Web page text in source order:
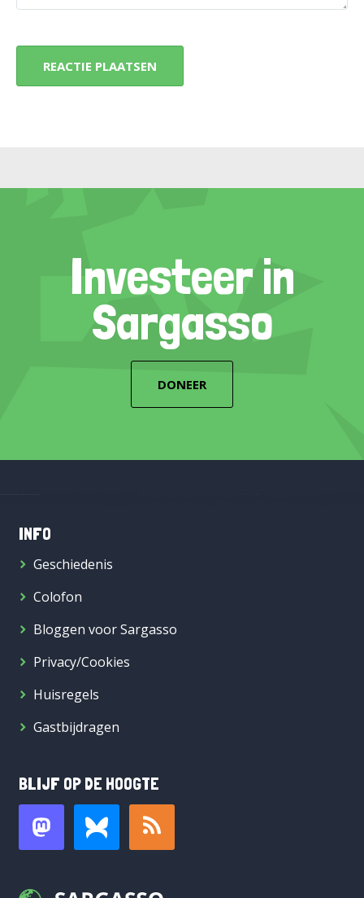
Investeer in
Sargasso
DONEER
INFO
Geschiedenis
Colofon
Bloggen voor Sargasso
Privacy/Cookies
Huisregels
Gastbijdragen
BLIJF OP DE HOOGTE